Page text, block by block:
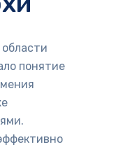
понятие